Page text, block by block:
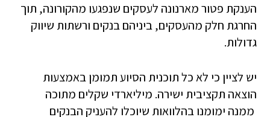
הענקת פטור מארנונה לעסקים שנפגעו מהקורונה, תוך
החרגת חלק מהעסקים, ביניהם בנקים ורשתות שיווק
גדולות.
יש לציין כי לא כל תוכנית הסיוע תמומן באמצעות
הוצאה תקציבית ישירה. מיליארדי שקלים מתוכה
ממנה ימומנו בהלוואות שיוכלו להעניק הבנקים